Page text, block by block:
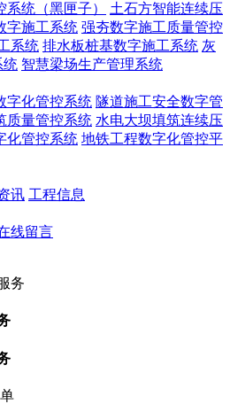
统（黑匣子）
土石方智能连续压
字施工系统 强夯数字施工质量管控
系统 排水板桩基数字施工系统 灰
统 智慧梁场生产管理系统
字化管控系统 隧道施工安全数字管
质量管控系统 水电大坝填筑连续压
化管控系统 地铁工程数字化管控平
讯 工程信息
线留言